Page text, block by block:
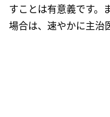
すことは有意義です。
場合は、速やかに主治